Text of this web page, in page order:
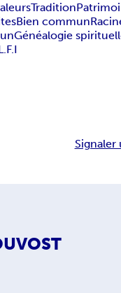
Tradition
Bien commun
Généalogie